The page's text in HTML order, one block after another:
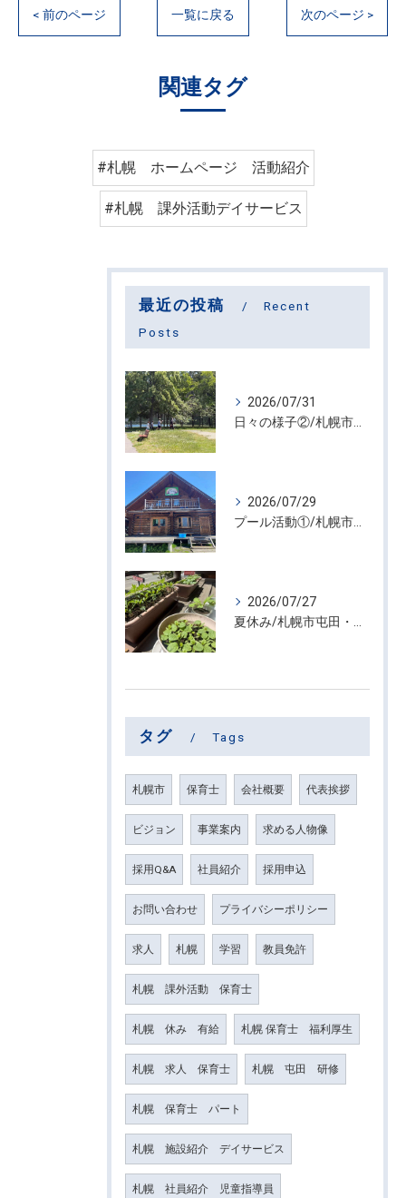
< 前のページ 一覧に戻る 次のページ >
関連タグ
#札幌 ホームページ 活動紹介
#札幌 課外活動デイサービス
最近の投稿
Recent
Posts
2026/07/31
2026/07/29
2026/07/27
タグ Tags
札幌市 保育士 会社概要 代表挨拶
ビジョン 事業案内 求める人物像
採用Q&A 社員紹介 採用申込
お問い合わせ プライバシーポリシー
求人 札幌 学習 教員免許
札幌 課外活動 保育士
札幌 休み 有給 札幌 保育士 福利厚生
札幌 求人 保育士 札幌 屯田 研修
札幌 保育士 パート
札幌 施設紹介 デイサービス
札幌 社員紹介 児童指導員